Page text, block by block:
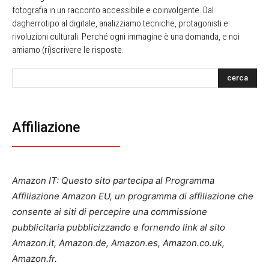
fotografia in un racconto accessibile e coinvolgente. Dal
dagherrotipo al digitale, analizziamo tecniche, protagonisti e
rivoluzioni culturali. Perché ogni immagine è una domanda, e noi
amiamo (ri)scrivere le risposte.
cerca
Affiliazione
Amazon IT: Questo sito partecipa al Programma
Affiliazione Amazon EU, un programma di affiliazione che
consente ai siti di percepire una commissione
pubblicitaria pubblicizzando e fornendo link al sito
Amazon.it, Amazon.de, Amazon.es, Amazon.co.uk,
Amazon.fr.